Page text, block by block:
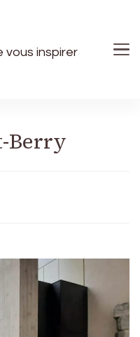
vous inspirer
Berry